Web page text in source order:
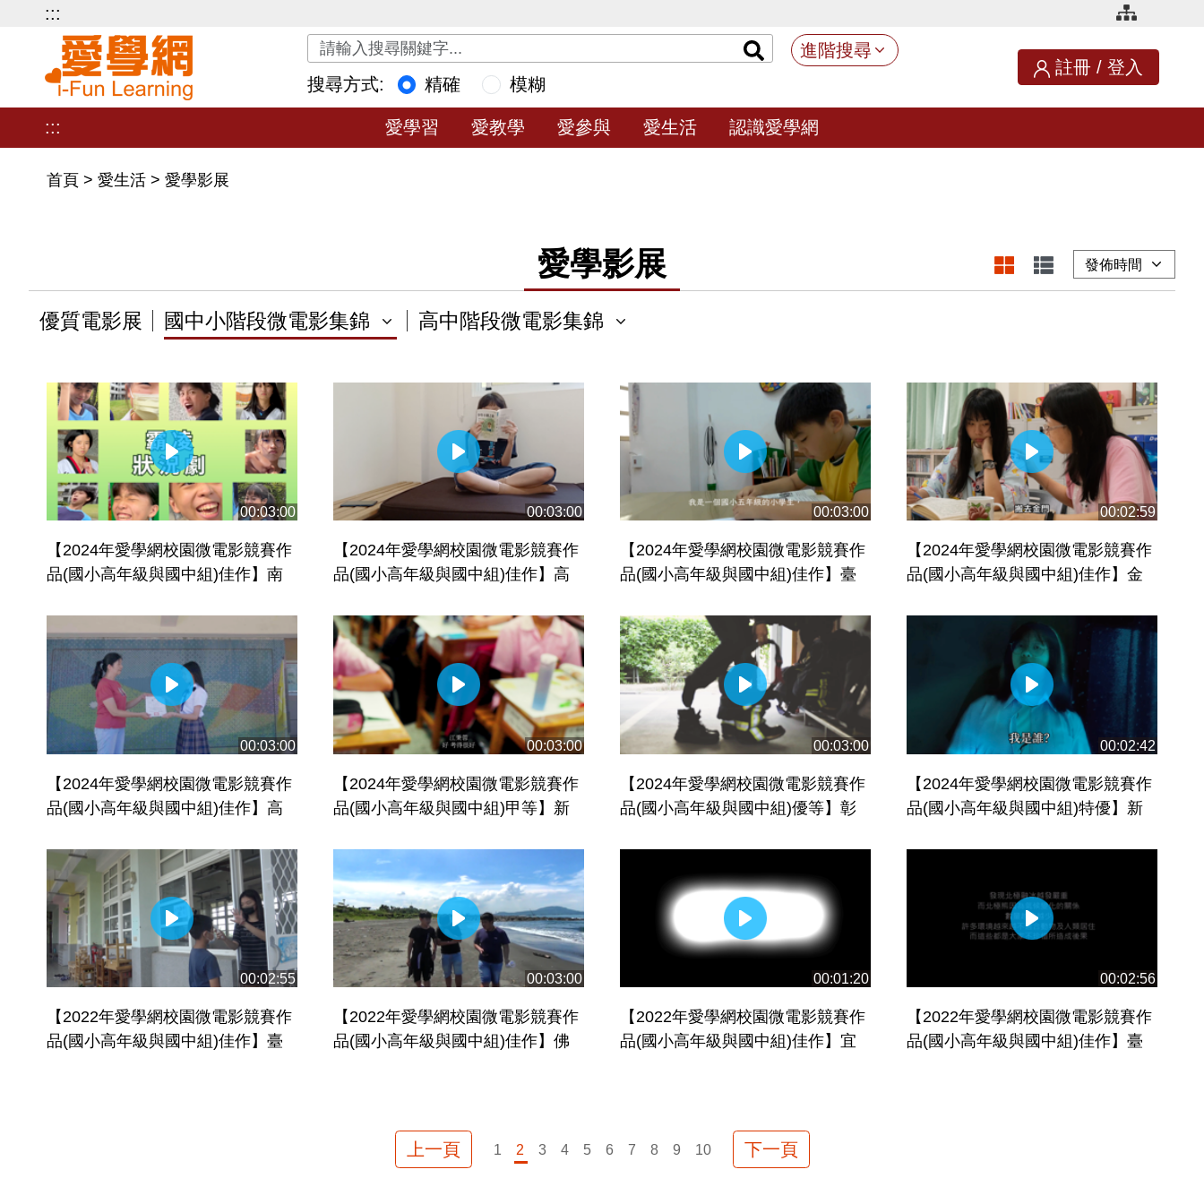
:::
關鍵字搜尋
進階搜尋
搜尋方式:
精確 模糊
註冊 / 登入
::: 愛學習 愛教學 愛參與 愛生活 認識愛學網
首頁 > 愛生活 > 愛學影展
愛學影展
優質電影展 國中小階段微電影集錦 高中階段微電影集錦
00:03:00
【2024年愛學網校園微電影競賽作
品(國小高年級與國中組)佳作】南
00:03:00
【2024年愛學網校園微電影競賽作
品(國小高年級與國中組)佳作】高
00:03:00
【2024年愛學網校園微電影競賽作
品(國小高年級與國中組)佳作】臺
義
00:02:59
【2024年愛學網校園微電影競賽作
品(國小高年級與國中組)佳作】金
00:03:00
【2024年愛學網校園微電影競賽作
品(國小高年級與國中組)佳作】高
00:03:00
【2024年愛學網校園微電影競賽作
品(國小高年級與國中組)甲等】新
00:03:00
【2024年愛學網校園微電影競賽作
品(國小高年級與國中組)優等】彰
00:02:42
【2024年愛學網校園微電影競賽作
品(國小高年級與國中組)特優】新
00:02:55
【2022年愛學網校園微電影競賽作
品(國小高年級與國中組)佳作】臺
00:03:00
【2022年愛學網校園微電影競賽作
品(國小高年級與國中組)佳作】佛
00:01:20
【2022年愛學網校園微電影競賽作
品(國小高年級與國中組)佳作】宜
00:02:56
【2022年愛學網校園微電影競賽作
品(國小高年級與國中組)佳作】臺
上一頁 1 2 3 4 5 6 7 8 9 10 下一頁